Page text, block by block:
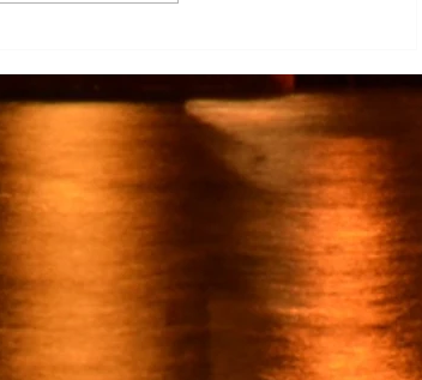
Desarrollo del TECNM Virtual